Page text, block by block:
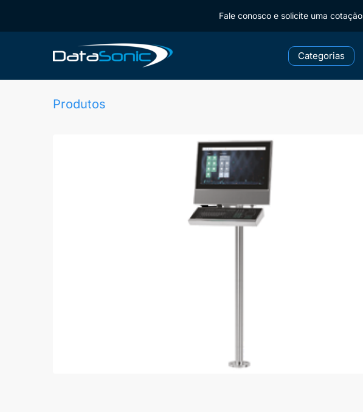
Fale conosco e solicite uma cotação
Categorias
Produtos